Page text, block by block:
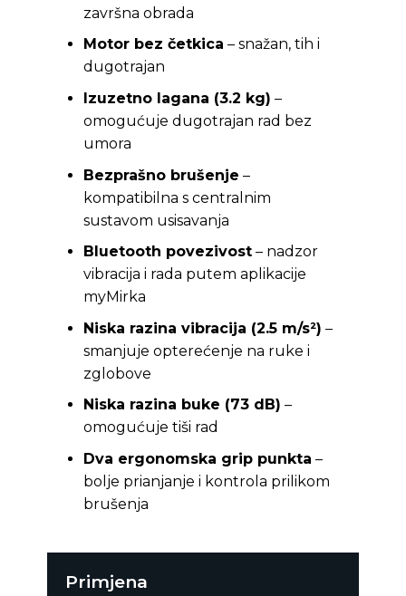
završna obrada
Motor bez četkica – snažan, tih i
dugotrajan
Izuzetno lagana (3.2 kg) –
omogućuje dugotrajan rad bez
umora
Bezprašno brušenje –
kompatibilna s centralnim
sustavom usisavanja
Bluetooth povezivost– nadzor
vibracija i rada putem aplikacije
myMirka
Niska razina vibracija (2.5 m/s²) –
smanjuje opterećenje na ruke i
zglobove
Niska razina buke (73 dB) –
omogućuje tiši rad
Dva ergonomska grip punkta –
bolje prianjanje i kontrola prilikom
brušenja
Primjena